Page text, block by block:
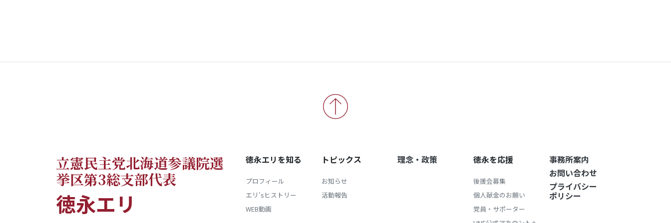
立憲民主党北海道参議院選
挙区第3総支部代表
徳永エリ
徳永エリを知る
プロフィール
エリ'sヒストリー
WEB動画
トピックス
お知らせ
活動報告
理念・政策 徳永を応援
後援会募集
個人献金のお願い
党員・サポーター
事務所案内
お問い合わせ
プライバシー
ポリシー